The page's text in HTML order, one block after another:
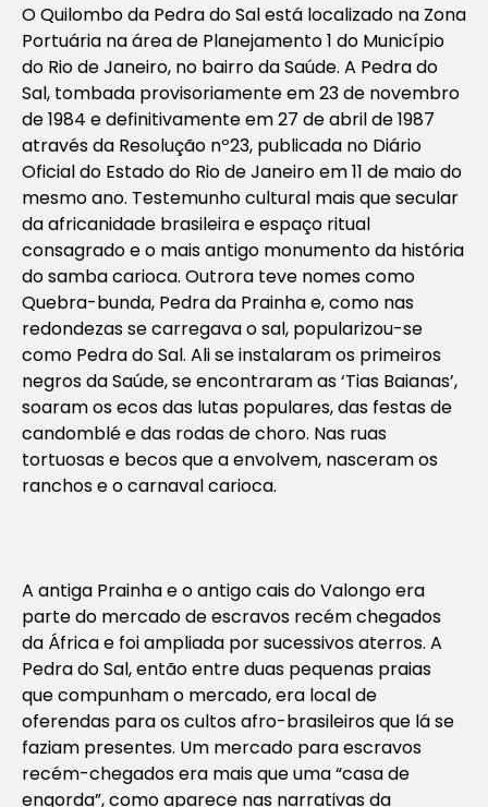
O Quilombo da Pedra do Sal está localizado na Zona
Portuária na área de Planejamento 1 do Município
do Rio de Janeiro, no bairro da Saúde. A Pedra do
Sal, tombada provisoriamente em 23 de novembro
de 1984 e definitivamente em 27 de abril de 1987
através da Resolução nº23, publicada no Diário
Oficial do Estado do Rio de Janeiro em 11 de maio do
mesmo ano. Testemunho cultural mais que secular
da africanidade brasileira e espaço ritual
consagrado e o mais antigo monumento da história
do samba carioca. Outrora teve nomes como
Quebra-bunda, Pedra da Prainha e, como nas
redondezas se carregava o sal, popularizou-se
como Pedra do Sal. Ali se instalaram os primeiros
negros da Saúde, se encontraram as ‘Tias Baianas’,
soaram os ecos das lutas populares, das festas de
candomblé e das rodas de choro. Nas ruas
tortuosas e becos que a envolvem, nasceram os
ranchos e o carnaval carioca.
A antiga Prainha e o antigo cais do Valongo era
parte do mercado de escravos recém chegados
da África e foi ampliada por sucessivos aterros. A
Pedra do Sal, então entre duas pequenas praias
que compunham o mercado, era local de
oferendas para os cultos afro-brasileiros que lá se
faziam presentes. Um mercado para escravos
recém-chegados era mais que uma “casa de
engorda”, como aparece nas narrativas da